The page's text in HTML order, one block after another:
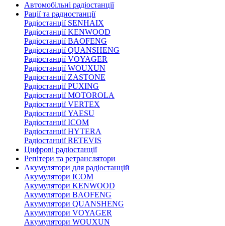
Автомобільні радіостанції
Рації та радиостанції
Радіостанції SENHAIX
Радіостанції KENWOOD
Радіостанції BAOFENG
Радіостанції QUANSHENG
Радіостанції VOYAGER
Радіостанції WOUXUN
Радіостанції ZASTONE
Радіостанції PUXING
Радіостанції MOTOROLA
Радіостанції VERTEX
Радіостанції YAESU
Радіостанції ICOM
Радіостанції HYTERA
Радіостанції RETEVIS
Цифрові радіостанції
Репітери та ретранслятори
Акумулятори для радіостанцій
Акумулятори ICOM
Акумулятори KENWOOD
Акумулятори BAOFENG
Акумулятори QUANSHENG
Акумулятори VOYAGER
Акумулятори WOUXUN